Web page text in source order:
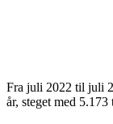
Fra juli 2022 til juli
år, steget med